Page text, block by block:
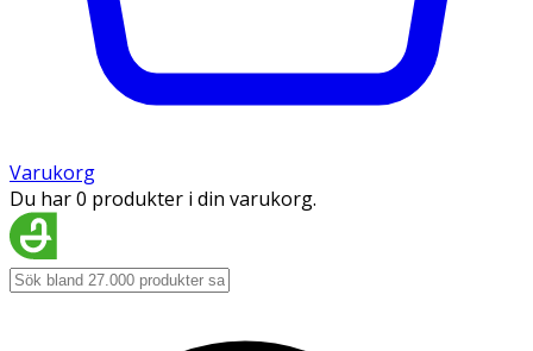
Varukorg
Du har 0 produkter i din varukorg.